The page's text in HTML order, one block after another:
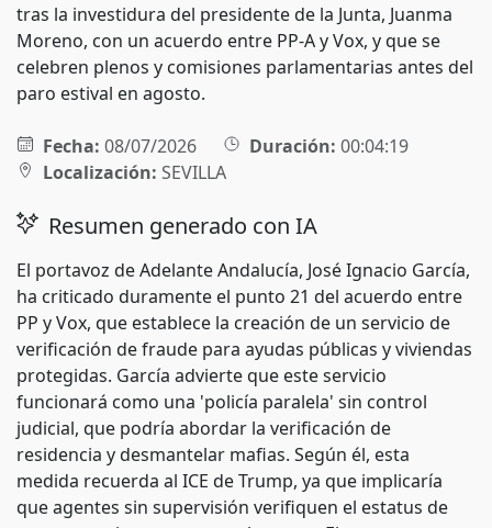
tras la investidura del presidente de la Junta, Juanma
Moreno, con un acuerdo entre PP-A y Vox, y que se
celebren plenos y comisiones parlamentarias antes del
paro estival en agosto.
Fecha: 08/07/2026 Duración: 00:04:19
Localización: SEVILLA
Resumen generado con IA
El portavoz de Adelante Andalucía, José Ignacio García,
ha criticado duramente el punto 21 del acuerdo entre
PP y Vox, que establece la creación de un servicio de
verificación de fraude para ayudas públicas y viviendas
protegidas. García advierte que este servicio
funcionará como una 'policía paralela' sin control
judicial, que podría abordar la verificación de
residencia y desmantelar mafias. Según él, esta
medida recuerda al ICE de Trump, ya que implicaría
que agentes sin supervisión verifiquen el estatus de